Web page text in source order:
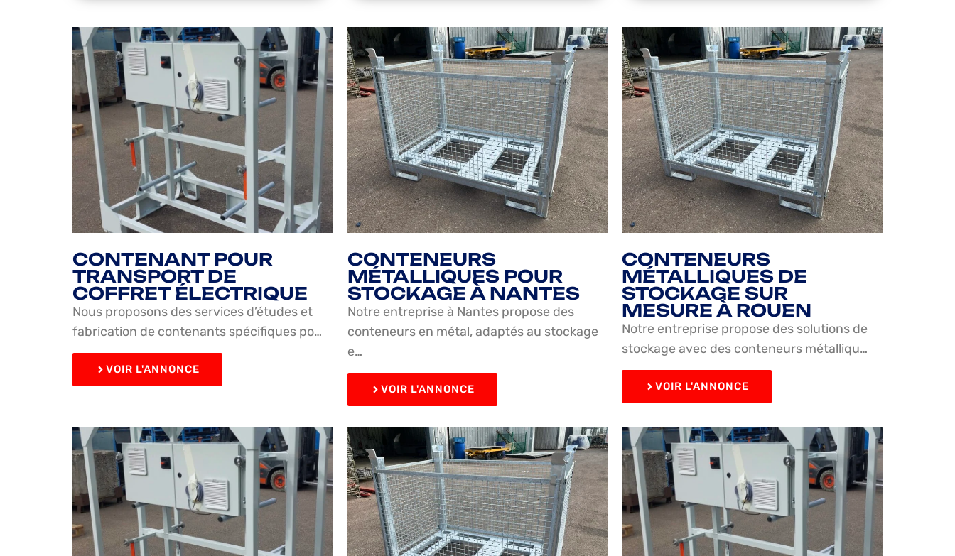
CONTENANT POUR
TRANSPORT DE
COFFRET ÉLECTRIQUE
Nous proposons des services d’études et
fabrication de contenants spécifiques po…
VOIR L'ANNONCE
CONTENEURS
MÉTALLIQUES POUR
STOCKAGE À NANTES
Notre entreprise à Nantes propose des
conteneurs en métal, adaptés au stockage
e…
VOIR L'ANNONCE
CONTENEURS
MÉTALLIQUES DE
STOCKAGE SUR
MESURE À ROUEN
Notre entreprise propose des solutions de
stockage avec des conteneurs métalliqu…
VOIR L'ANNONCE